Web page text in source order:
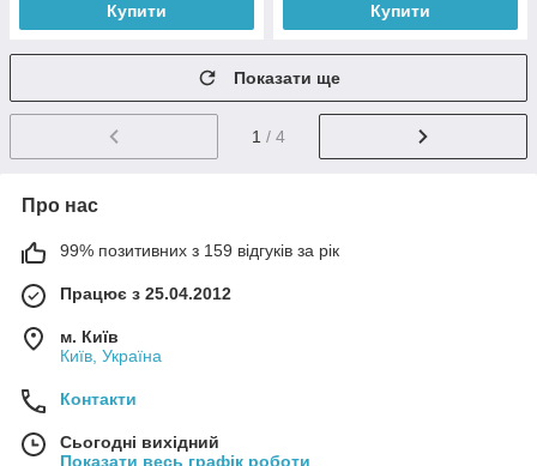
Купити Купити
Показати ще
1 / 4
Про нас
99% позитивних з 159 відгуків за рік
Працює з 25.04.2012
м. Київ
Київ, Україна
Контакти
Сьогодні вихідний
Показати весь графік роботи